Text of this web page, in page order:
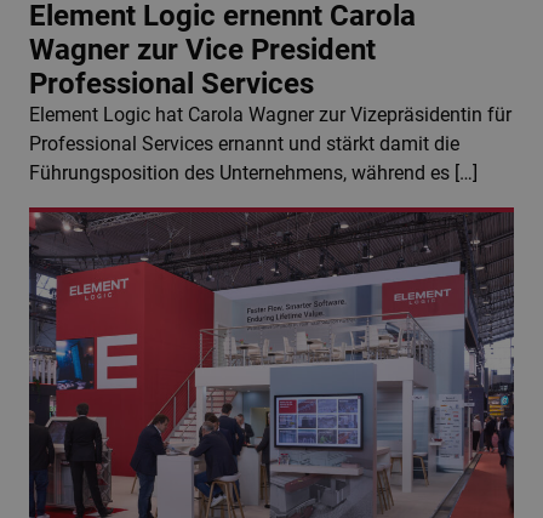
Element Logic ernennt Carola
Wagner zur Vice President
Professional Services
Element Logic hat Carola Wagner zur Vizepräsidentin für
Professional Services ernannt und stärkt damit die
Führungsposition des Unternehmens, während es […]